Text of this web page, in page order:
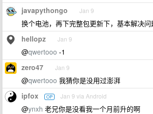
javapythongo Jan 9
换个电池，再下完整包更新下，基本解决问
hellopz Jan 9
@qwertooo -1
zero47 Jan 9
@qwertooo 我猜你是没用过澎湃
ipfox OP Jan 9 via Android
@ynxh 老兄你是没看我一个月前升的啊